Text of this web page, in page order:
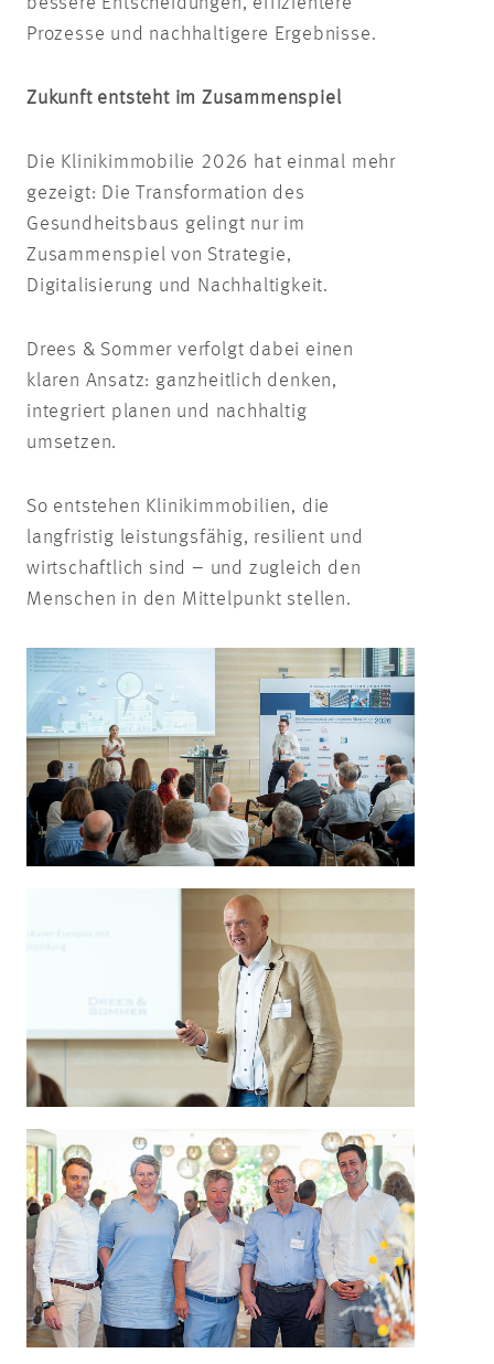
Prozesse und nachhaltigere Ergebnisse.
Zukunft entsteht im Zusammenspiel
Die Klinikimmobilie 2026 hat einmal mehr
gezeigt: Die Transformation des
Gesundheitsbaus gelingt nur im
Zusammenspiel von Strategie,
Digitalisierung und Nachhaltigkeit.
Drees & Sommer verfolgt dabei einen
klaren Ansatz: ganzheitlich denken,
integriert planen und nachhaltig
umsetzen.
So entstehen Klinikimmobilien, die
langfristig leistungsfähig, resilient und
wirtschaftlich sind – und zugleich den
Menschen in den Mittelpunkt stellen.